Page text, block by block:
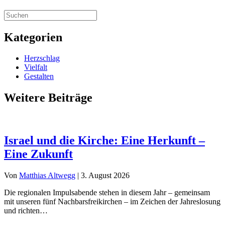
Kategorien
Herzschlag
Vielfalt
Gestalten
Weitere Beiträge
Israel und die Kirche: Eine Herkunft –
Eine Zukunft
Von Matthias Altwegg | 3. August 2026
Die regionalen Impulsabende stehen in diesem Jahr – gemeinsam
mit unseren fünf Nachbarsfreikirchen – im Zeichen der Jahreslosung
und richten…